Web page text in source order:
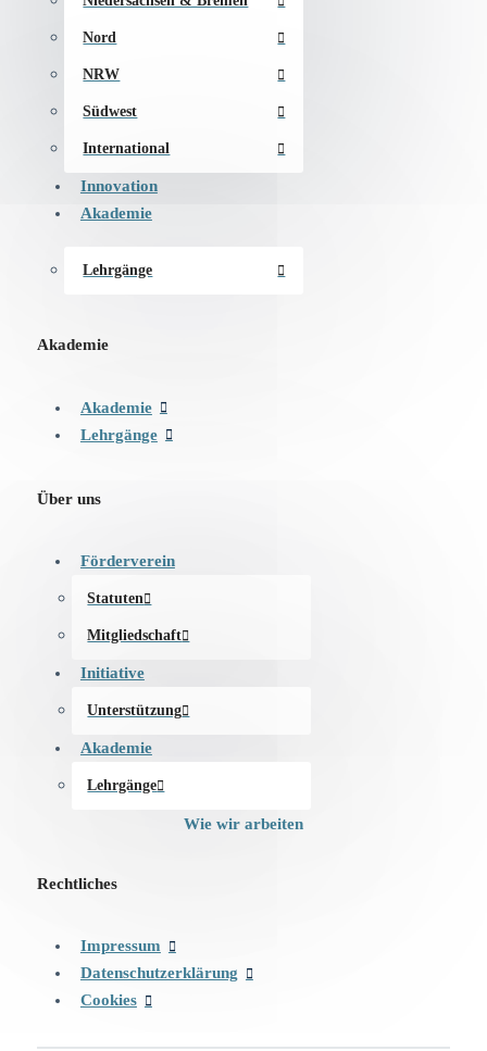
Nord
NRW
Südwest
International
Innovation
Akademie
Lehrgänge
Akademie
Akademie
Lehrgänge
Über uns
Förderverein
Statuten
Mitgliedschaft
Initiative
Unterstützung
Akademie
Lehrgänge
Wie wir arbeiten
Rechtliches
Impressum
Datenschutzerklärung
Cookies